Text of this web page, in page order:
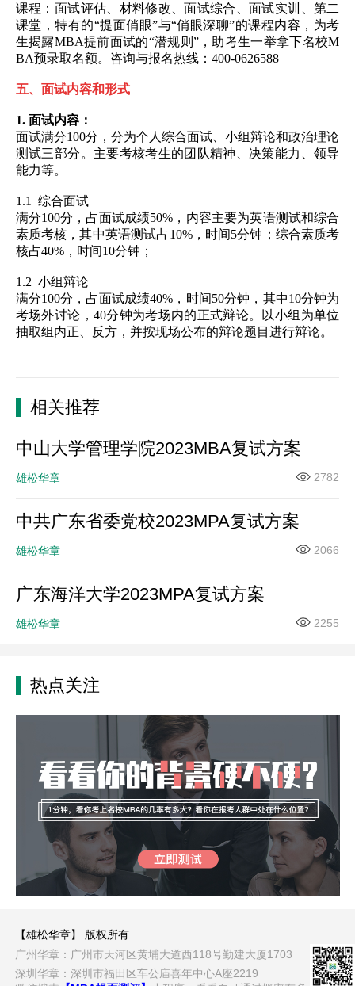
课程：面试评估、材料修改、面试综合、面试实训、第二
课堂，特有的“提面俏眼”与“俏眼深聊”的课程内容，为考
生揭露MBA提前面试的“潜规则”，助考生一举拿下名校M
BA预录取名额。咨询与报名热线： 400-0626588
五、面试内容和形式
1. 面试内容：
面试满分100分，分为个人综合面试、小组辩论和政治理论
测试三部分。主要考核考生的团队精神、决策能力、领导
能力等。
1.1 综合面试
满分100分，占面试成绩50% ，内容主要为英语测试和综合
素质考核，其中英语测试占10%，时间5分钟；综合素质考
核占40%，时间10分钟；
1.2 小组辩论
满分100分，占面试成绩40% ，时间50分钟，其中10分钟为
考场外讨论， 40分钟为考场内的正式辩论。以小组为单位
抽取组内正、反方，并按现场公布的辩论题目进行辩论。
相关推荐
中山大学管理学院2023MBA复试方案
雄松华章 2782
中共广东省委党校2023MPA复试方案
雄松华章 2066
广东海洋大学2023MPA复试方案
雄松华章 2255
热点关注
【雄松华章】 版权所有
广州华章：广州市天河区黄埔大道西118号勤建大厦1703
深圳华章：深圳市福田区车公庙喜年中心A座2219